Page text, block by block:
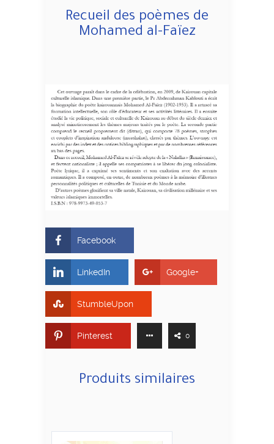
Recueil des poèmes de
Mohamed al-Faïez
Facebook
LinkedIn Google+
StumbleUpon
Pinterest 0
Produits similaires